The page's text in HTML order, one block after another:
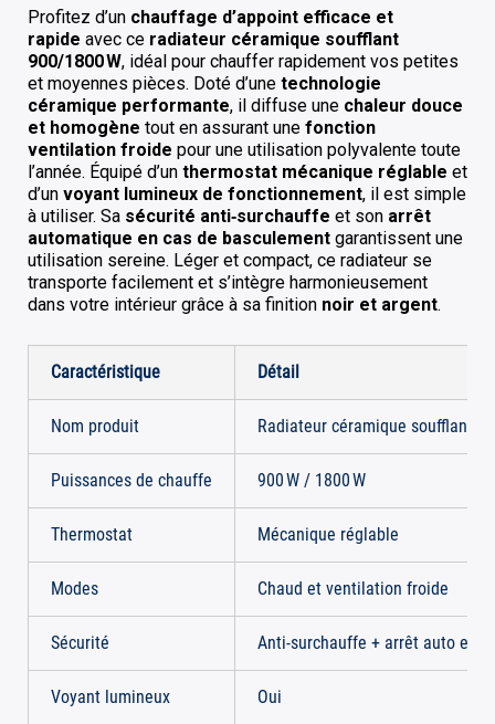
Profitez d’un chauffage d’appoint efficace et
rapide avec ce radiateur céramique soufflant
900/1800 W, idéal pour chauffer rapidement vos petites
et moyennes pièces. Doté d’une technologie
céramique performante, il diffuse une chaleur douce
et homogène tout en assurant une fonction
ventilation froide pour une utilisation polyvalente toute
l’année. Équipé d’un thermostat mécanique réglable et
d’un voyant lumineux de fonctionnement, il est simple
à utiliser. Sa sécurité anti‑surchauffe et son arrêt
automatique en cas de basculement garantissent une
utilisation sereine. Léger et compact, ce radiateur se
transporte facilement et s’intègre harmonieusement
dans votre intérieur grâce à sa finition noir et argent.
Caractéristique Détail
Nom produit Radiateur céramique soufflant
Puissances de chauffe 900 W / 1800 W
Thermostat Mécanique réglable
Modes Chaud et ventilation froide
Sécurité Anti‑surchauffe + arrêt auto en
Voyant lumineux Oui